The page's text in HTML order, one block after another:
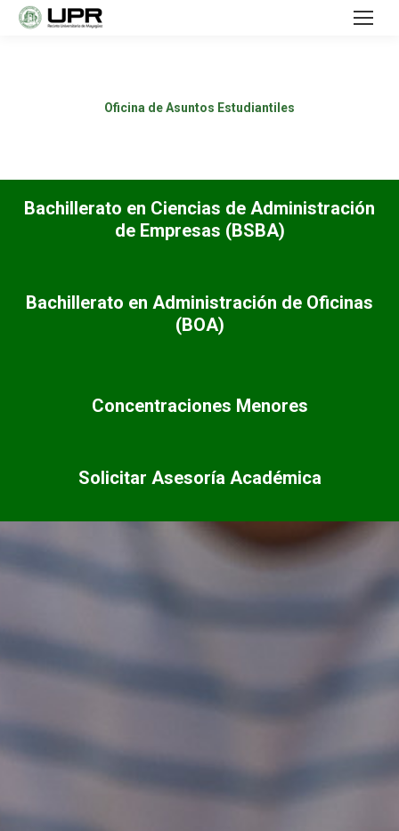
Oficina de Asuntos Estudiantiles
Bachillerato en Ciencias de Administración
de Empresas (BSBA)
Bachillerato en Administración de Oficinas
(BOA)
Concentraciones Menores
Solicitar Asesoría Académica